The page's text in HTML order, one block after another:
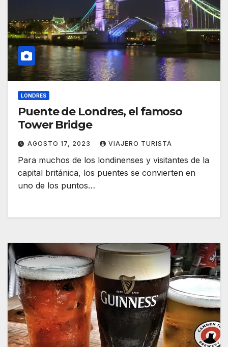
LONDRES
Puente de Londres, el famoso
Tower Bridge
AGOSTO 17, 2023 VIAJERO TURISTA
Para muchos de los londinenses y visitantes de la
capital británica, los puentes se convierten en
uno de los puntos…